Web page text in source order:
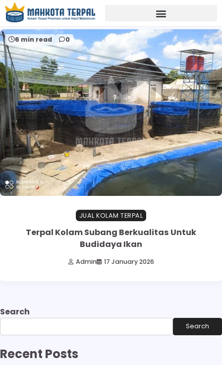
Home jual terpal kolam subang
6 min read 0
JUAL KOLAM TERPAL
Terpal Kolam Subang Berkualitas Untuk
Budidaya Ikan
Admin 17 January 2026
Search
Search
Recent Posts